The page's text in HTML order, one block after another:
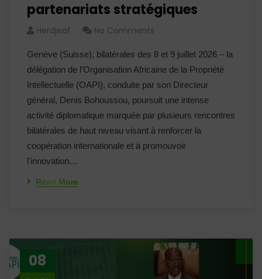
partenariats stratégiques
Herdjeaf No Comments
Genève (Suisse), bilatérales des 8 et 9 juillet 2026 – la
délégation de l’Organisation Africaine de la Propriété
Intellectuelle (OAPI), conduite par son Directeur
général, Denis Bohoussou, poursuit une intense
activité diplomatique marquée par plusieurs rencontres
bilatérales de haut niveau visant à renforcer la
coopération internationale et à promouvoir
l’innovation…
Read More
08